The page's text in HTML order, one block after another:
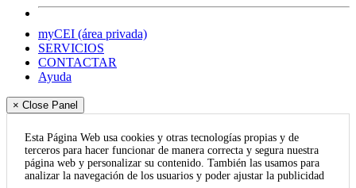
myCEI (área privada)
SERVICIOS
CONTACTAR
Ayuda
× Close Panel
Esta Página Web usa cookies y otras tecnologías propias y de
terceros para hacer funcionar de manera correcta y segura nuestra
página web y personalizar su contenido. También las usamos para
analizar la navegación de los usuarios y poder ajustar la publicidad